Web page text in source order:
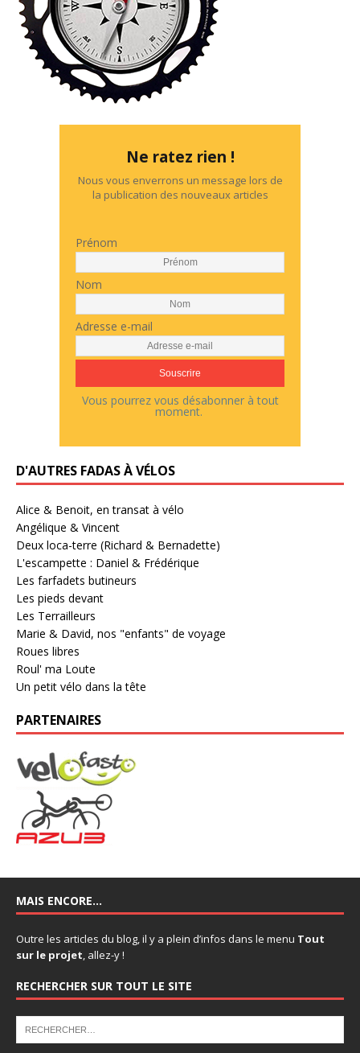
Ne ratez rien !
Nous vous enverrons un message lors de
la publication des nouveaux articles
Prénom
Nom
Adresse e-mail
Vous pourrez vous désabonner à tout
moment.
D'AUTRES FADAS À VÉLOS
Alice & Benoit, en transat à vélo
Angélique & Vincent
Deux loca-terre (Richard & Bernadette)
L'escampette : Daniel & Frédérique
Les farfadets butineurs
Les pieds devant
Les Terrailleurs
Marie & David, nos "enfants" de voyage
Roues libres
Roul' ma Loute
Un petit vélo dans la tête
PARTENAIRES
MAIS ENCORE…
Outre les articles du blog, il y a plein d’infos dans le menu Tout
sur le projet, allez-y !
RECHERCHER SUR TOUT LE SITE